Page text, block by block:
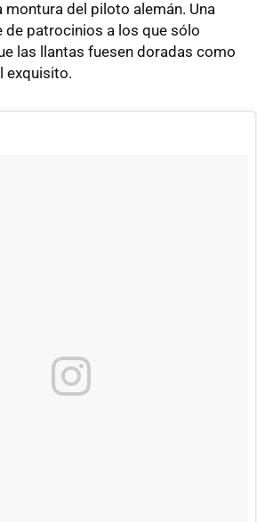
del piloto alemán. Una
de patrocinios a los que sólo
las llantas fuesen doradas como
exquisito.